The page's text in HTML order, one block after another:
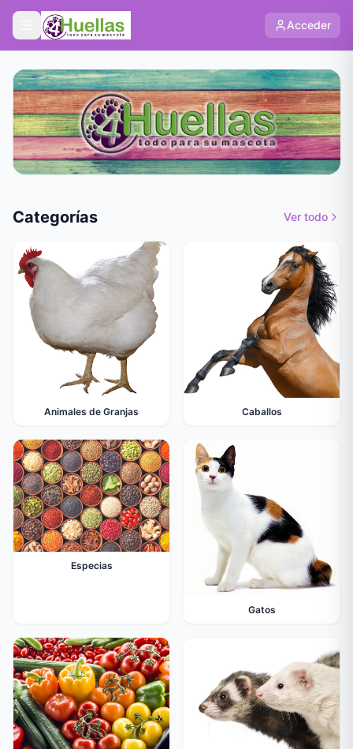
Acceder
Categorías Ver todo
Animales de Granjas Caballos
Especias
Gatos